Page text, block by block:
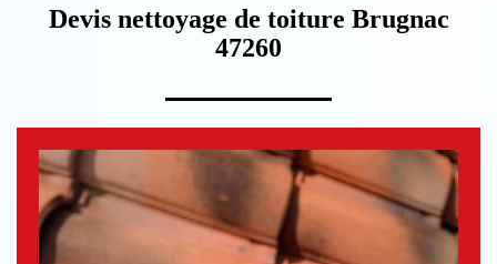
Devis nettoyage de toiture Brugnac
47260